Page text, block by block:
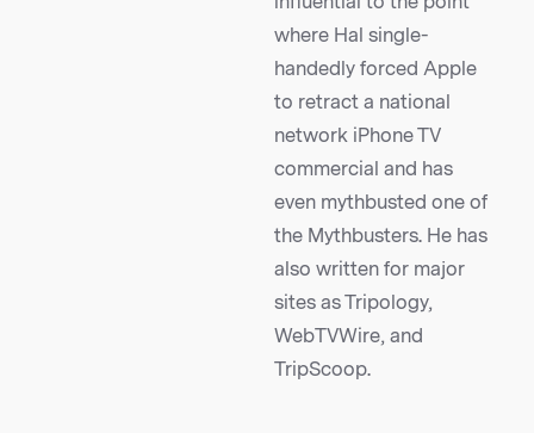
where Hal single-
handedly forced Apple
to retract a national
network iPhone TV
commercial and has
even mythbusted one of
the Mythbusters. He has
also written for major
sites as Tripology,
WebTVWire, and
TripScoop.